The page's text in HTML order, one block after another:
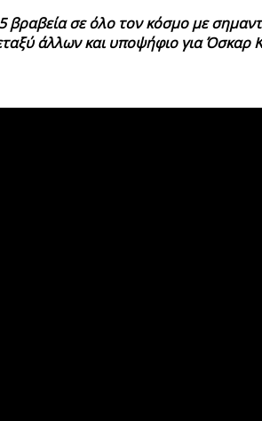
βραβεία σε όλο τον κόσμο με
άλλων και υποψήφιο για Όσκαρ